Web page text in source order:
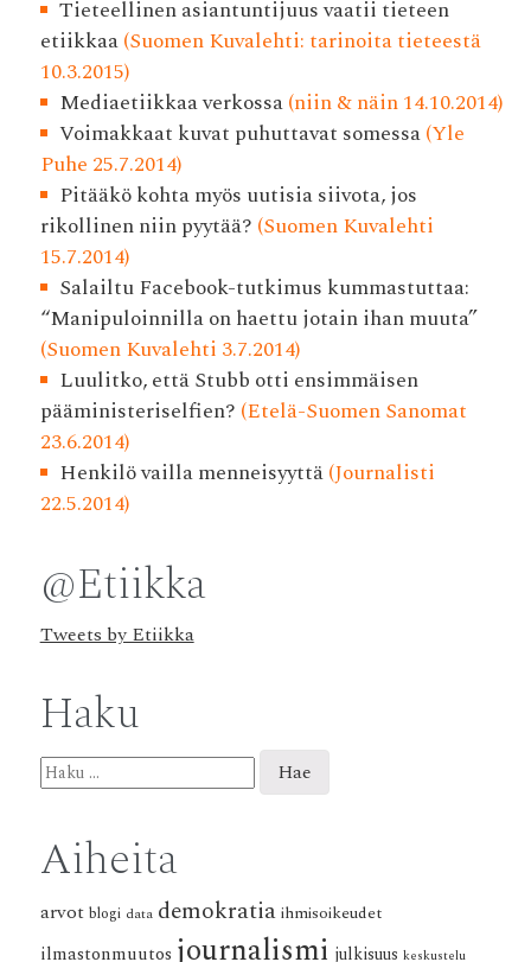
Tieteellinen asiantuntijuus vaatii tieteen
etiikkaa(Suomen Kuvalehti: tarinoita tieteestä
10.3.2015)
Mediaetiikkaa verkossa(niin & näin 14.10.2014)
Voimakkaat kuvat puhuttavat somessa(Yle
Puhe 25.7.2014)
Pitääkö kohta myös uutisia siivota, jos
rikollinen niin pyytää? (Suomen Kuvalehti
15.7.2014)
Salailtu Facebook-tutkimus kummastuttaa:
“Manipuloinnilla on haettu jotain ihan muuta”
(Suomen Kuvalehti 3.7.2014)
Luulitko, että Stubb otti ensimmäisen
pääministeriselfien? (Etelä-Suomen Sanomat
23.6.2014)
Henkilö vailla menneisyyttä(Journalisti
22.5.2014)
@Etiikka
Tweets by Etiikka
Haku
Haku:
Aiheita
arvot blogi data demokratia ihmisoikeudet
ilmastonmuutos journalismi julkisuus keskustelu